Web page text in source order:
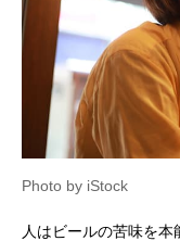
Photo by iStock
人はビールの苦味を